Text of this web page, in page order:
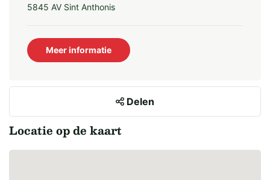
5845 AV Sint Anthonis
Meer informatie
Delen
Locatie op de kaart